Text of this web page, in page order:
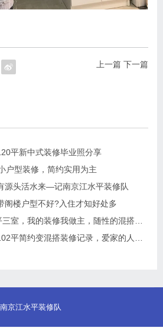
上一篇 下一篇
平新中式装修毕业照分享
户型装修，简约实用为主
源头活水来—记南京江水平装修队
阁楼户型不好?入住才知好处多
南京富力尚悦居104平三室，我的装修我做主，随性的混搭风格
南京六合新都雅苑，102平简约变混搭装修记录，爱家的人都是这么设计
南京江水平装修队